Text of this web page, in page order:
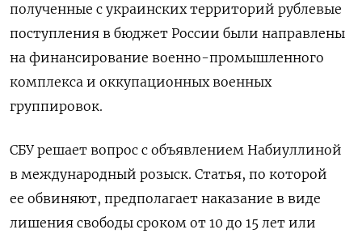
полученные с украинских территорий рублевые
поступления в бюджет России были направлены
на финансирование военно-промышленного
комплекса и оккупационных военных
группировок.
СБУ решает вопрос с объявлением Набиуллиной
в международный розыск. Статья, по которой
ее обвиняют, предполагает наказание в виде
лишения свободы сроком от 10 до 15 лет или